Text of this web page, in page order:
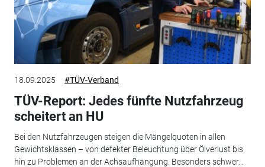
18.09.2025 #TÜV-Verband
TÜV-Report: Jedes fünfte Nutzfahrzeug
scheitert an HU
Bei den Nutzfahrzeugen steigen die Mängelquoten in allen
Gewichtsklassen – von defekter Beleuchtung über Ölverlust bis
hin zu Problemen an der Achsaufhängung. Besonders schwer...